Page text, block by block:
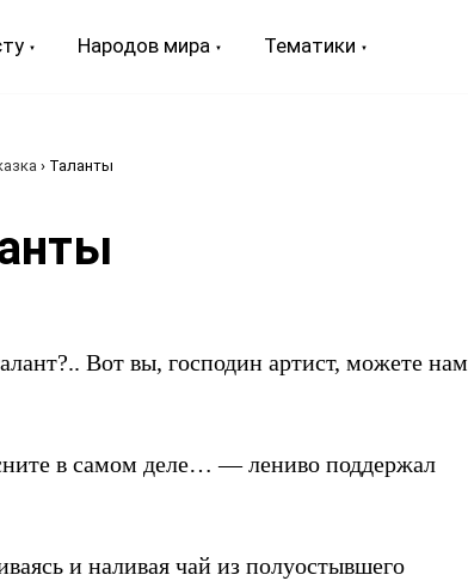
Народов мира Тематики
› Таланты
Вот вы, господин артист, можете нам
в самом деле… — лениво поддержал
и наливая чай из полуостывшего